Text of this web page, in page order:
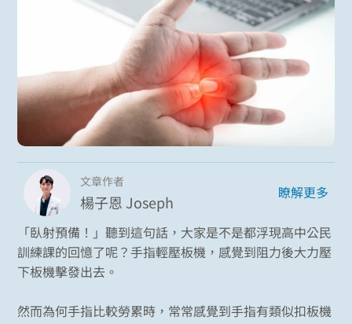
文章作者
楊子恩 Joseph 瞭解更多
「臥射預備！」聽到這句話，大家是不是都浮現高中公民
訓練課的回憶了呢？手指輕壓板機，感覺到阻力後大力壓
下板機擊發出去。
然而為何手指比較勞累時，常常感覺到手指有類似扣板機